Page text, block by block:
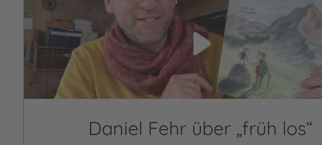
Daniel Fehr über „früh los“